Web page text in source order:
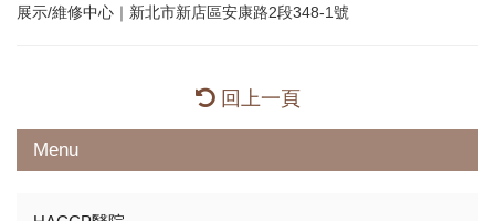
展示/維修中心｜新北市新店區安康路2段348-1號
回上一頁
Menu